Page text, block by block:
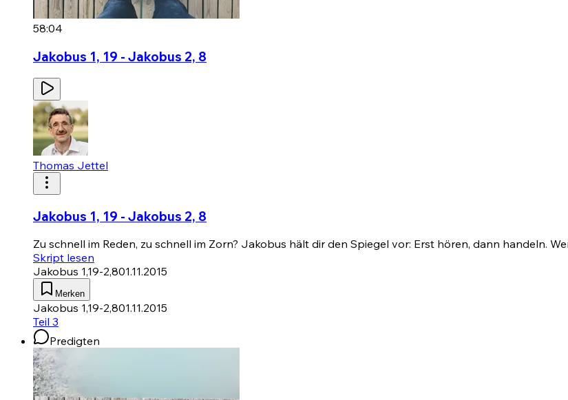
58:04
Jakobus 1, 19 - Jakobus 2, 8
Thomas Jettel
Jakobus 1, 19 - Jakobus 2, 8
Zu schnell im Reden, zu schnell im Zorn? Jakobus hält dir den Spiegel vor: Erst hören, dann handeln.
Skript lesen
Jakobus 1,19-2,801.11.2015
Merken
Jakobus 1,19-2,801.11.2015
Teil 3
Predigten